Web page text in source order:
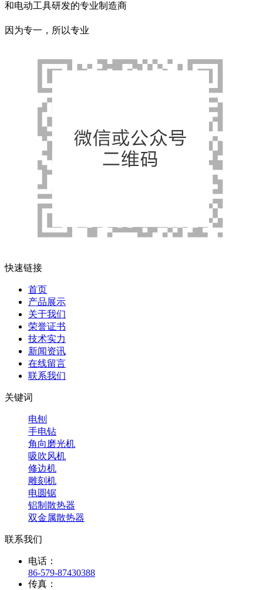
和电动工具研发的专业制造商
因为专一，所以专业
快速链接
首页
产品展示
关于我们
荣誉证书
技术实力
新闻资讯
在线留言
联系我们
关键词
电刨
手电钻
角向磨光机
吸吹风机
修边机
雕刻机
电圆锯
铝制散热器
双金属散热器
联系我们
电话：
86-579-87430388
传真：